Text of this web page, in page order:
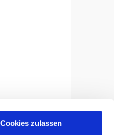
Cookies zulassen